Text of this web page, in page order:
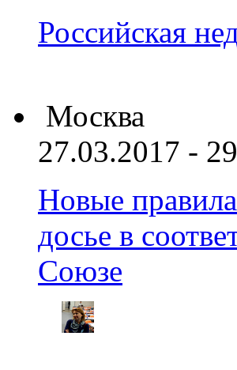
Российская
Москва
27.03.2017 -
Новые
досье в
Союзе